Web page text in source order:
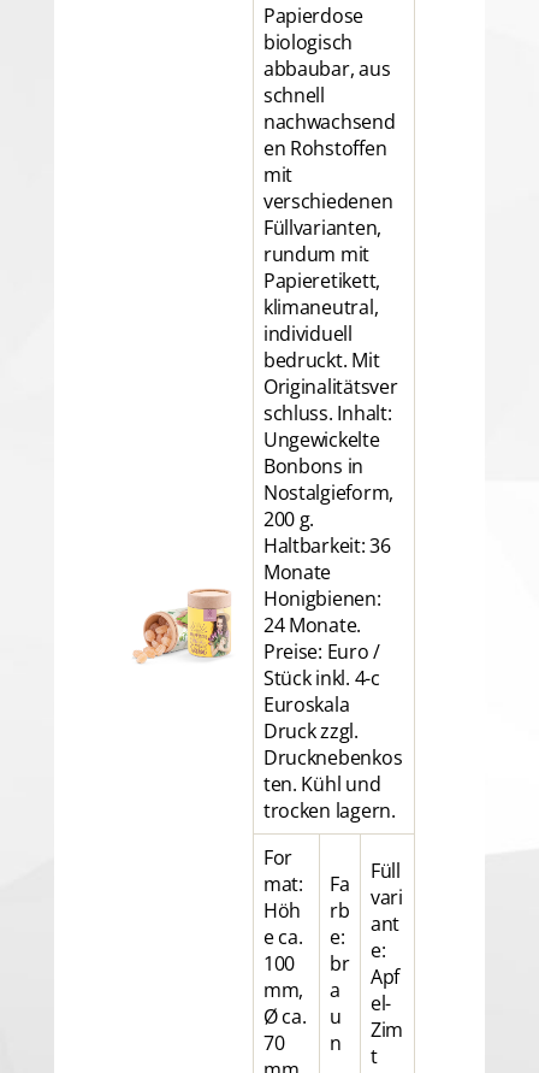
Papierdose
biologisch
abbaubar, aus
schnell
nachwachsend
en Rohstoffen
mit
verschiedenen
Füllvarianten,
rundum mit
Papieretikett,
klimaneutral,
individuell
bedruckt. Mit
Originalitätsver
schluss. Inhalt:
Ungewickelte
Bonbons in
Nostalgieform,
200 g.
Haltbarkeit: 36
Monate
Honigbienen:
24 Monate.
Preise: Euro /
Stück inkl. 4-c
Euroskala
Druck zzgl.
Drucknebenkos
ten. Kühl und
trocken lagern.
For
mat:
Höh
e ca.
100
mm,
Ø ca.
70
Fa
rb
e:
br
a
u
n
Füll
vari
ant
e:
Apf
el-
Zim
t